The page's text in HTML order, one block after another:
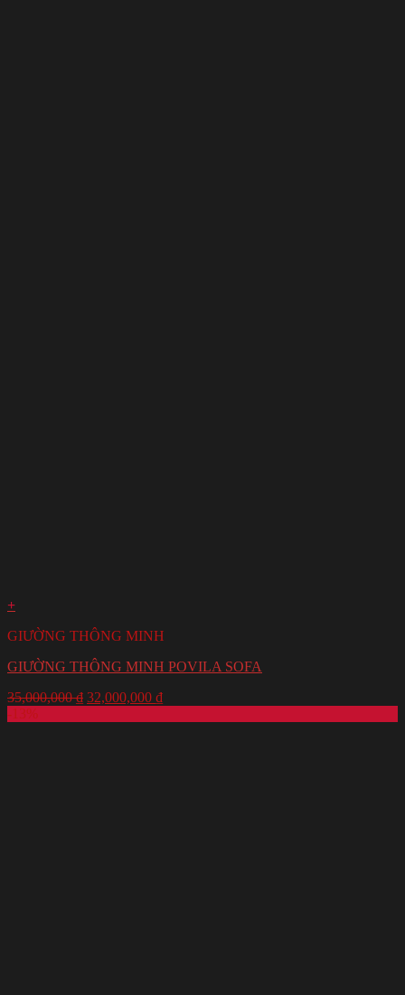
+
GIƯỜNG THÔNG MINH
GIƯỜNG THÔNG MINH POVILA SOFA
35,000,000₫ 32,000,000 ₫
-13%